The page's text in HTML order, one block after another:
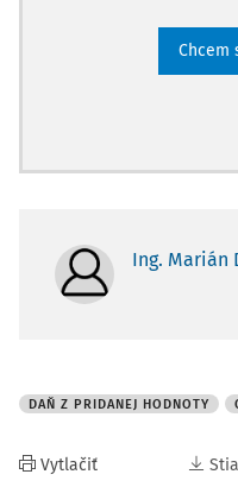
Chcem
Ing. Marián
DAŇ Z PRIDANEJ HODNOTY
Vytlačiť